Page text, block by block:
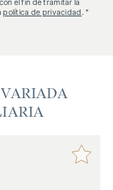
el fin de tramitar la
política de privacidad . *